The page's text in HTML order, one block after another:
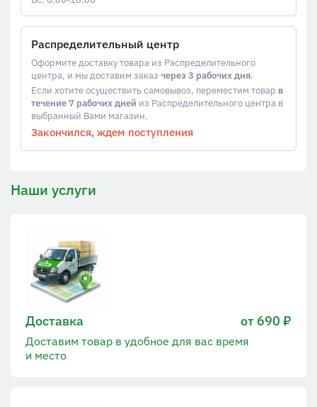
Распределительный центр
Оформите доставку товара из Распределительного
центра, и мы доставим заказ через 3 рабочих дня.
Если хотите осуществить самовывоз, переместим товар в
течение 7 рабочих дней из Распределительного центра в
выбранный Вами магазин.
Закончился, ждем поступления
Наши услуги
Доставка от 690 ₽
Доставим товар в удобное для вас время
и место